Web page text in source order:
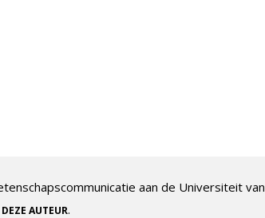
aan de Universiteit van
AUTEUR.